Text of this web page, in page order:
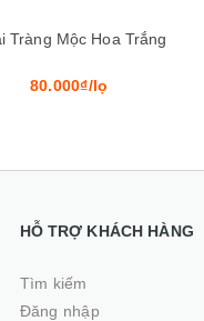
Tràng Hoàng Liên
80.000₫/hộp
HỖ TRỢ KHÁCH HÀNG
Tìm kiếm
Đăng nhập